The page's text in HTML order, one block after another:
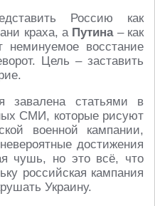
Россию как
краха, а Путина– как
неминуемое восстание
Цель – заставить
завалена статьями в
СМИ, которые рисуют
военной кампании,
достижения
чушь, но это всё, что
российская кампания
Украину.